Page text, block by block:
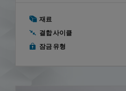
재료
결합 사이클
잠금 유형